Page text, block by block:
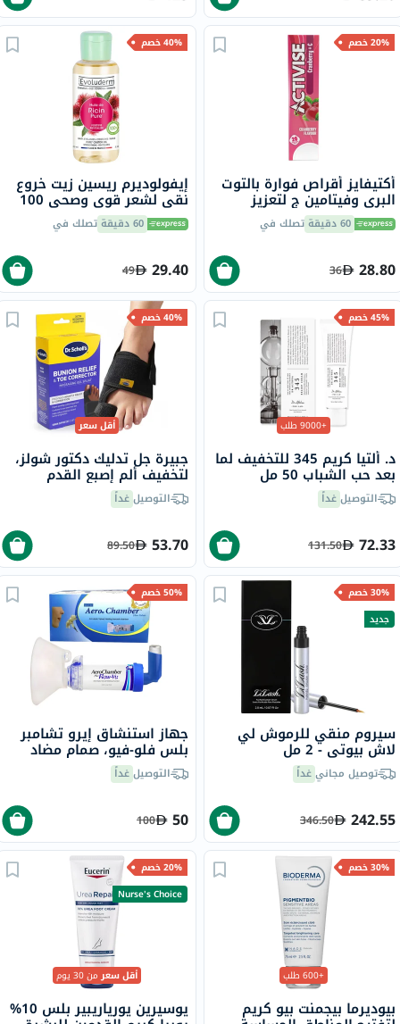
20% خصم
أكتيفايز أقراص فوارة بالتوت
البري وفيتامين ج لتعزيز
المناعة، حزمة من 20
60 دقيقة تصلك في
28.80
36
40% خصم
إيفولوديرم ريسين زيت خروع
نقي لشعر قوي وصحي 100
مل 60 دقيقة تصلك في
29.40
49
45% خصم
+9000 طلب
د. ألتيا كريم 345 للتخفيف لما
بعد حب الشباب 50 مل
التوصيلغداً
72.33
131.50
40% خصم
أقل سعر
جبيرة جل تدليك دكتور شولز،
لتخفيف ألم إصبع القدم
وتصحيحه، 2 قطع
التوصيلغداً
53.70
89.50
30% خصم
جديد
سيروم منقي للرموش لي
لاش بيوتي - 2 مل
توصيل مجانيغداً
242.55
346.50
50% خصم
جهاز استنشاق إيرو تشامبر
بلس فلو-فيو، صمام مضاد
للكهرباء الساكنة مع قطعة
فم للكبار
التوصيلغداً
50
100
30% خصم
+600 طلب
بيوديرما بيجمنت بيو كريم
20% خصم
Nurse's Choice
أقل سعرمن 30 يوم
يوسيرين يورياريبير بلس 10%